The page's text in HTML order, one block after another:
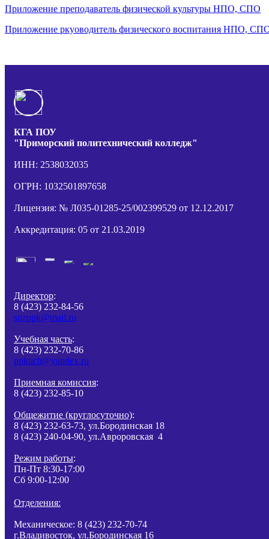
Приложение преподаватель физической культуры НПО, СПО
Приложение ркуоводитель физического воспитания НПО,
КГА ПОУ
"Приморский политехнический колледж"
ИНН: 2538032035
ОГРН: 1032501897658
Лицензия: № Л035-01285-25/002399529 от 12.12.2017
Аккредитация: 05 от 21.03.2019
Директор:
8 (423) 232-84-56
suzppk@mail.ru
Учебная часть:
8 (423) 232-70-86
ppkuch@yandex.ru
Приемная комиссия:
8 (423) 232-85-10
Общежитие (круглосуточно):
8 (423) 232-63-73, ул.Бородинская 18
8 (423) 240-04-90, ул.Авроровская 4
Режим работы:
Пн-Пт 8:30-17:00
Сб 9:00-12:00
Отделения:
Механическое: 8 (423) 232-70-74
г.Владивосток, ул.Бородинская 16